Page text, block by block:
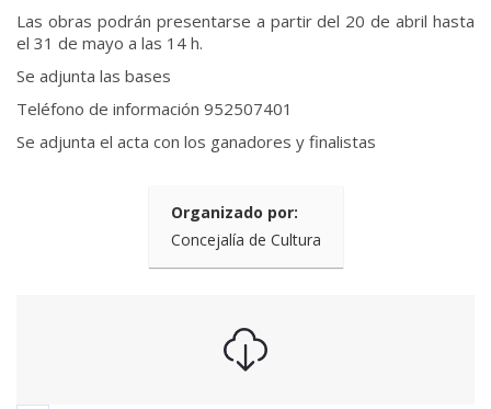
Las obras podrán presentarse a partir del 20 de abril hasta
el 31 de mayo a las 14 h.
Se adjunta las bases
Teléfono de información 952507401
Se adjunta el acta con los ganadores y finalistas
Organizado por:
Concejalía de Cultura